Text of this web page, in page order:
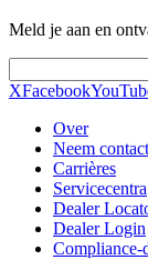
Meld je aan en
XFacebook
Over
Neem
Carrières
Servicecentra
Dealer
Dealer Login
Compliance-